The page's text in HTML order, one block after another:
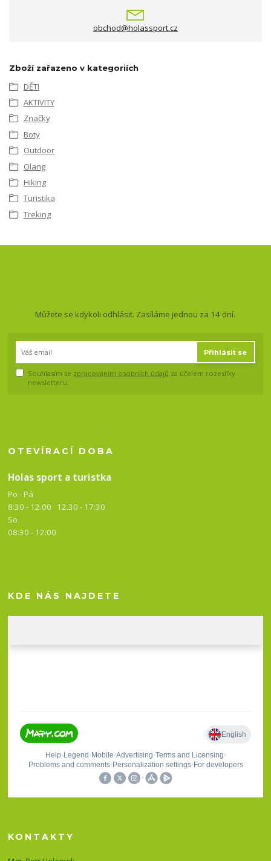
obchod@holassport.cz
Zboží zařazeno v kategoriích
DĚTI
AKTIVITY
Značky
Boty
Outdoor
Olang
Hiking
Turistika
Treking
Můžete se kdykoli odhlásit. Zasíláme jednou za 14 dní.
Přihlásit se
Souhlasím se zpracováním osobních údajů za účelem rozesílky
newsletteru.
OTEVÍRACÍ DOBA
Holas sport a turistka
Po - Pá
8:30 - 12.00 12.30 - 17:30
So
08:30 - 12:00
KDE NÁS NAJDETE
KONTAKTY